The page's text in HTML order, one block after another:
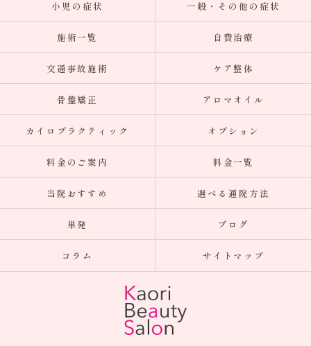
小児の症状 一般・その他の症状
施術一覧 自費治療
交通事故施術 ケア整体
骨盤矯正 アロマオイル
カイロプラクティック オプション
料金のご案内 料金一覧
当院おすすめ 選べる通院方法
単発 ブログ
コラム サイトマップ